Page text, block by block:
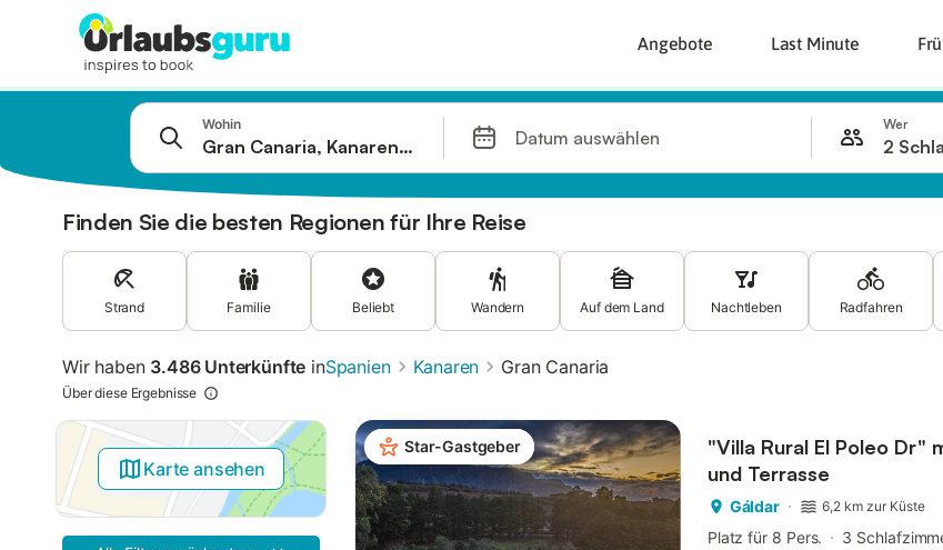
Angebote Last Minute
Filter
Angebote
Wohin
Datum auswählen
Wer
2
Finden Sie die besten Regionen für Ihre Reise
Strand Familie Beliebt Wandern Auf dem Land Nachtleben Radfahren
Wir haben 3.486 Unterkünfte inSpanien Kanaren Gran Canaria
Über diese Ergebnisse
Karte ansehen
Star-Gastgeber
"Villa Rural El Poleo Dr"
und Terrasse
Gáldar 6,2 km zur Küste
Platz für 8 Pers. 3